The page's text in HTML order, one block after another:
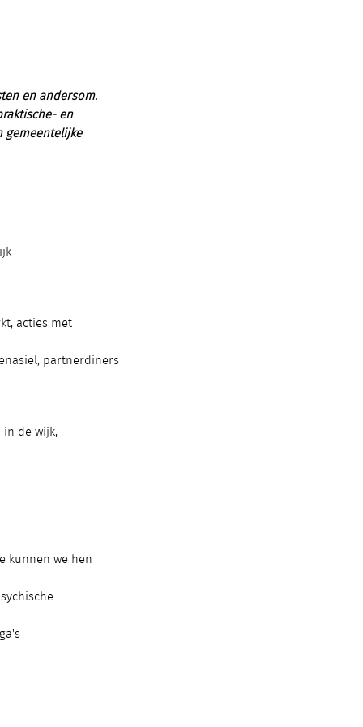
en andersom.
en
gemeentelijke
acties met
partnerdiners
in de wijk,
kunnen we hen